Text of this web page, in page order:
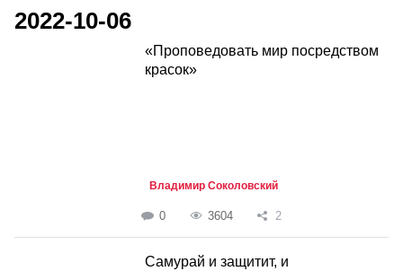
2022-10-06
«Проповедовать мир посредством
красок»
Владимир Соколовский
0 3604 2
Самурай и защитит, и